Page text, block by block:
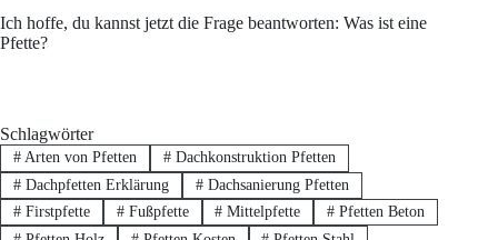
Ich hoffe, du kannst jetzt die Frage beantworten: Was ist eine
Pfette?
Schlagwörter
#Arten von Pfetten #Dachkonstruktion Pfetten
#Dachpfetten Erklärung #Dachsanierung Pfetten
#Firstpfette #Fußpfette # Mittelpfette # Pfetten Beton